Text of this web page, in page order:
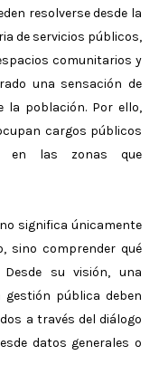
resolverse desde la
de servicios públicos,
comunitarios y
una sensación de
la población. Por ello,
cargos públicos
en las zonas que
significa únicamente
sino comprender qué
su visión, una
pública deben
a través del diálogo
datos generales o